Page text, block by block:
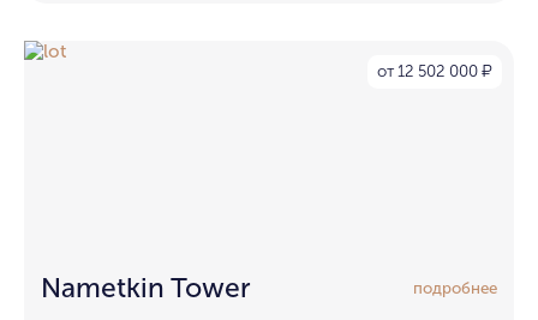
от 12 502 000 ₽
Nametkin Tower подробнее